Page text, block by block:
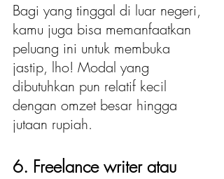
Bagi yang tinggal di luar negeri,
kamu juga bisa memanfaatkan
peluang ini untuk membuka
jastip, lho! Modal yang
dibutuhkan pun relatif kecil
dengan omzet besar hingga
jutaan rupiah.
6. Freelance writer atau